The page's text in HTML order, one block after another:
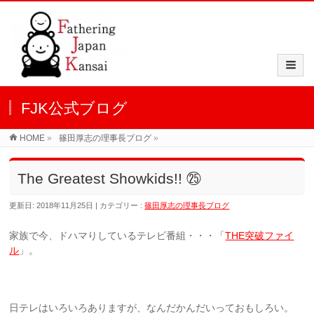
FJK公式ブログ
HOME » 篠田厚志の理事長ブログ »
The Greatest Showkids!! ㉕
更新日: 2018年11月25日 カテゴリー :篠田厚志の理事長ブログ
家族で今、ドハマりしているテレビ番組・・・「THE突破ファイ
ル 」。
日テレはいろいろありますが、なんだかんだいっておもしろい。